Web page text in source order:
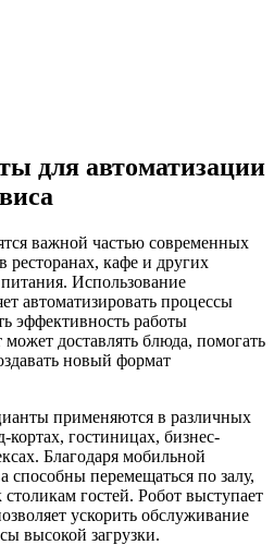
для автоматизации
важной частью современных
ресторанах, кафе и других
Использование
автоматизировать процессы
эффективность работы
доставлять блюда, помогать
новый формат
применяются в различных
кортах, гостиницах, бизнес-
Благодаря мобильной
способны перемещаться по залу,
гостей. Робот выступает
ускорить обслуживание
высокой загрузки.